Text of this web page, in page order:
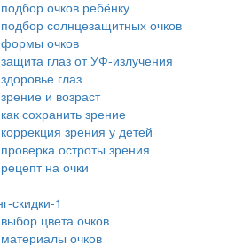
подбор очков ребёнку
подбор солнцезащитных очков
формы очков
защита глаз от УФ-излучения
здоровье глаз
зрение и возраст
как сохранить зрение
коррекция зрения у детей
проверка остроты зрения
рецепт на очки
скидки-1
выбор цвета очков
материалы очков